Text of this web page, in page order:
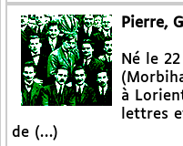
Pierre,
Né le
à
lettres
de (…)